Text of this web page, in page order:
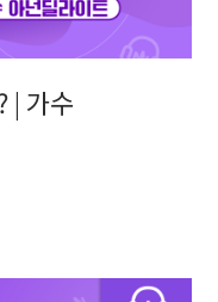
| 가수